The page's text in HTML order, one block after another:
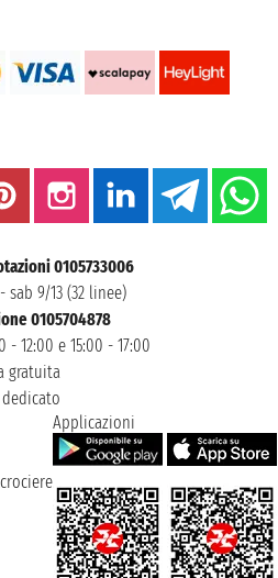
0105733006
sab 9/13 (32 linee)
0105704878
- 12:00 e 15:00 - 17:00
gratuita
Applicazioni